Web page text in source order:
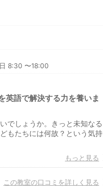
8:30 〜18:00
英語で解決する力を養いま
でしょうか。きっと未知なる
もたちには何故？という気持
もっと見る
この教室の口コミを詳しく見る